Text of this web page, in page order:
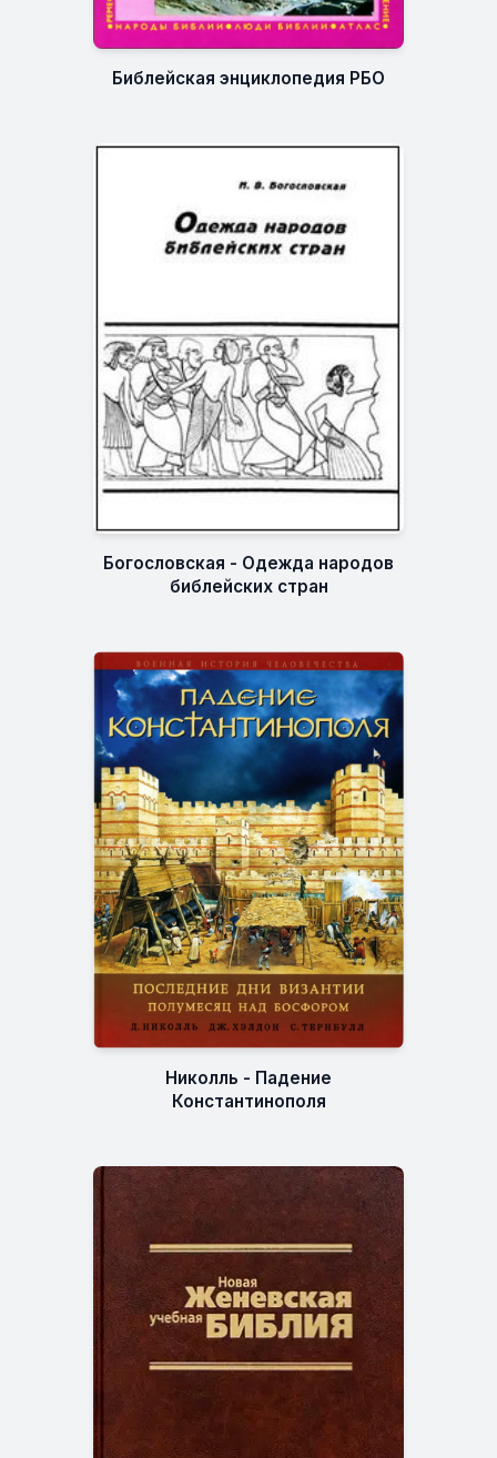
Библейская энциклопедия РБО
Богословская - Одежда народов
библейских стран
Николль - Падение
Константинополя